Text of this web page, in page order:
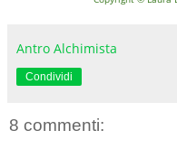
Antro Alchimista
Condividi
8 commenti: